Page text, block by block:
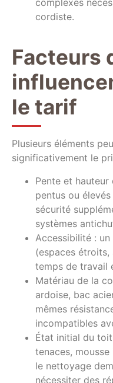
complexes
cordiste.
Facteurs
le tarif
Plusieurs éléments
significativement le
Pente et
pentus ou
sécurité
systèmes
Accessibilité :
(espaces
temps de travail
Matériau de la
ardoise, bac
mêmes
incompatibles
État initial du
tenaces,
le nettoyage
nécessiter des